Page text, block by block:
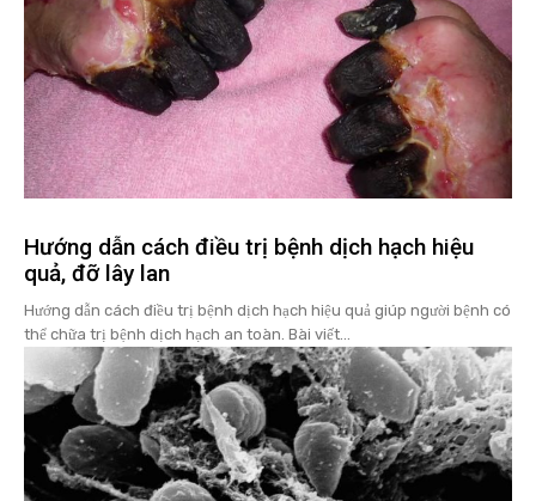
Hướng dẫn cách điều trị bệnh dịch hạch hiệu
quả, đỡ lây lan
Hướng dẫn cách điều trị bệnh dịch hạch hiệu quả giúp người bệnh có
thể chữa trị bệnh dịch hạch an toàn. Bài viết...